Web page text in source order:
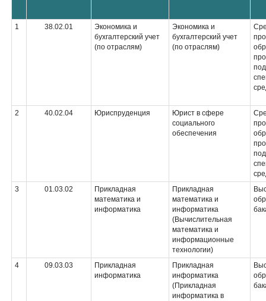
1 38.02.01
Экономика и
бухгалтерский учет
(по отраслям)
Экономика и
бухгалтерский учет
(по отраслям)
2 40.02.04 Юриспруденция
Юрист в сфере
социального
обеспечения
3
01.03.02
Прикладная
математика и
информатика
Прикладная
математика и
информатика
(Вычислительная
математика и
информационные
технологии)
4 09.03.03
Прикладная
информатика
Прикладная
информатика
(Прикладная
информатика в